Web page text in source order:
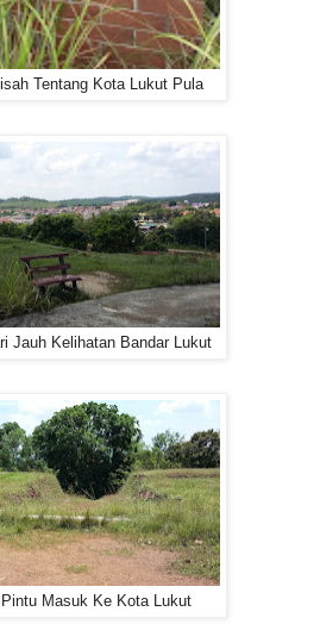
Tentang Kota Lukut Pula
Jauh Kelihatan Bandar Lukut
Masuk Ke Kota Lukut